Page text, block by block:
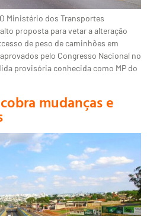
Ministério dos Transportes
proposta para vetar a alteração
de peso de caminhões em
pelo Congresso Nacional no
provisória conhecida como MP do
mudanças e